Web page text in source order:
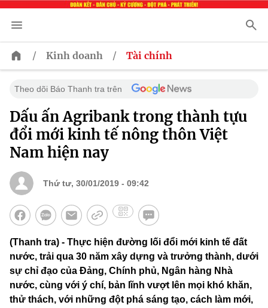
/ Kinh doanh / Tài chính
Theo dõi Báo Thanh tra trên
Dấu ấn Agribank trong thành tựu
đổi mới kinh tế nông thôn Việt
Nam hiện nay
Thứ tư, 30/01/2019 - 09:42
(Thanh tra) - Thực hiện đường lối đổi mới kinh tế đất
nước, trải qua 30 năm xây dựng và trưởng thành, dưới
sự chỉ đạo của Đảng, Chính phủ, Ngân hàng Nhà
nước, cùng với ý chí, bản lĩnh vượt lên mọi khó khăn,
thử thách, với những đột phá sáng tạo, cách làm mới,